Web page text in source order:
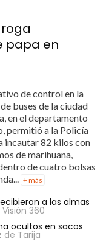
papa en
de control en la
buses de la ciudad
en el departamento
permitió a la Policía
incautar 82 kilos con
de marihuana,
de cuatro bolsas
+ más
a las almas
Visión 360
ocultos en sacos
de Tarija